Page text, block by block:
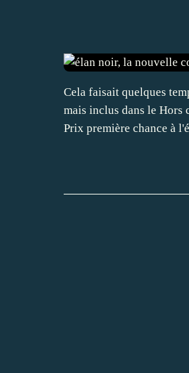
Cela faisait quelques
mais inclus dans le Hors
Prix première chance à